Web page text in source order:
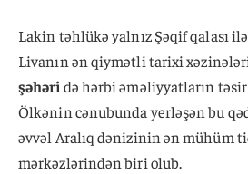
Lakin təhlükə yalnız Şəqif qalası
Livanın ən qiymətli tarixi
şəhəri də hərbi əməliyyatların
Ölkənin cənubunda yerləşən bu
əvvəl Aralıq dənizinin ən mühüm
mərkəzlərindən biri olub.